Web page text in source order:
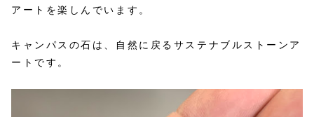
アートを楽しんでいます。
キャンパスの石は、自然に戻るサステナブルストーンア
ートです。